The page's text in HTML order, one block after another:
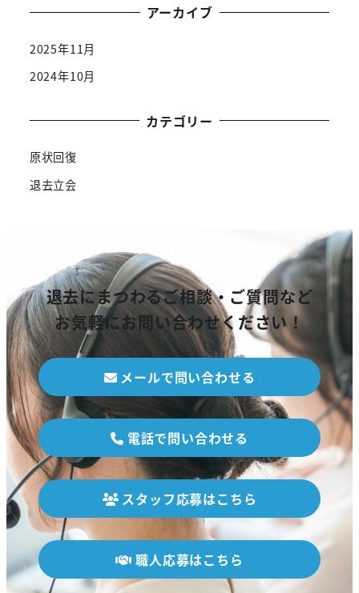
アーカイブ
2025年11月
2024年10月
カテゴリー
原状回復
退去立会
退去にまつわるご相談・ご質問など
お気軽にお問い合わせください！
メールで問い合わせる
電話で問い合わせる
スタッフ応募はこちら
職人応募はこちら